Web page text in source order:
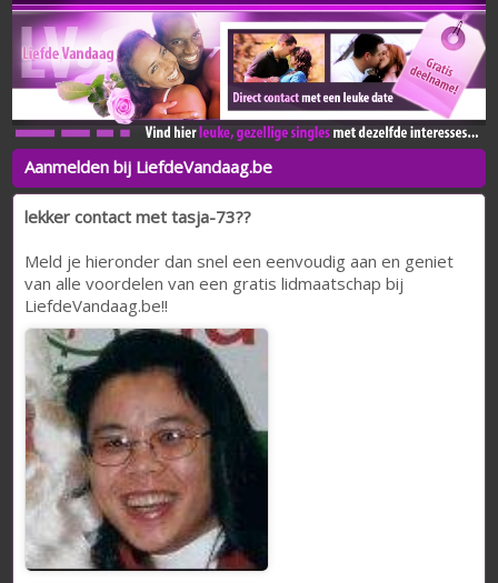
Aanmelden bij LiefdeVandaag.be
lekker contact met tasja-73??
Meld je hieronder dan snel een eenvoudig aan en geniet
van alle voordelen van een gratis lidmaatschap bij
LiefdeVandaag.be!!